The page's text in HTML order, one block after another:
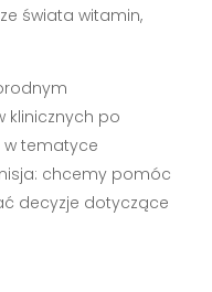
świata witamin,
klinicznych po
w tematyce
chcemy pomóc
decyzje dotyczące